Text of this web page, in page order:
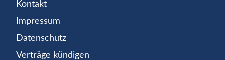
Kontakt
Impressum
Datenschutz
Verträge kündigen